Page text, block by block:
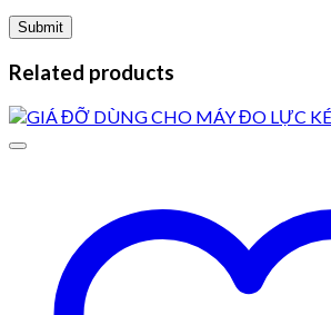
Related products